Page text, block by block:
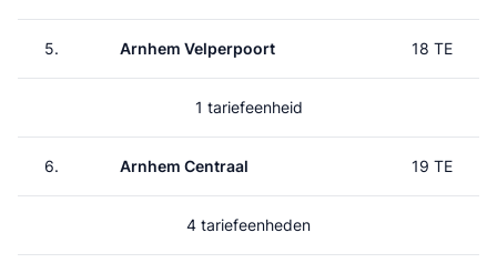
5. Arnhem Velperpoort 18 TE
1 tariefeenheid
6. Arnhem Centraal 19 TE
4 tariefeenheden